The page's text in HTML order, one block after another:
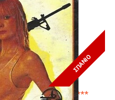
ΣΠΑΝΙΟ
ΝΟ 1629***